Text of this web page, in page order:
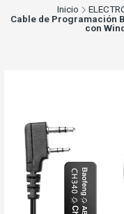
Inicio
Cable de Programación
con